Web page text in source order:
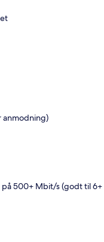
anmodning)
500+ Mbit/s (godt til 6+